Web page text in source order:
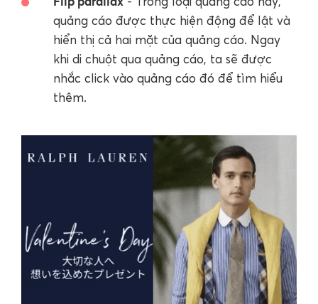
quảng cáo được thực hiện động để lật và
hiển thị cả hai mặt của quảng cáo. Ngay
khi di chuột qua quảng cáo, ta sẽ được
nhắc click vào quảng cáo đó để tìm hiểu
thêm.